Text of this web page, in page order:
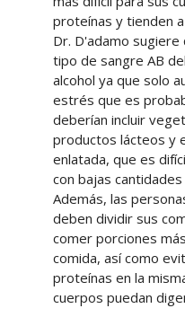
proteínas y tienden
Dr. D'adamo sugiere
tipo de sangre AB
alcohol ya que solo
estrés que es
deberían incluir
productos lácteos y
enlatada, que es
con bajas
Además, las
deben dividir sus
comer porciones
comida, así como
proteínas en la
cuerpos puedan